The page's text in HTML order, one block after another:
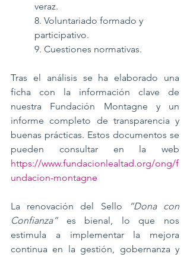
veraz.
8. Voluntariado formado y
participativo.
9. Cuestiones normativas.
Tras el análisis se ha elaborado una
ficha con la información clave de
nuestra Fundación Montagne y un
informe completo de transparencia y
buenas prácticas. Estos documentos se
https://www.fundacionlealtad.org/ong/f
undacion-montagne
La renovación del Sello
“Dona con
Confianza” es bienal, lo que nos
estimula a implementar la mejora
continua en la gestión, gobernanza y